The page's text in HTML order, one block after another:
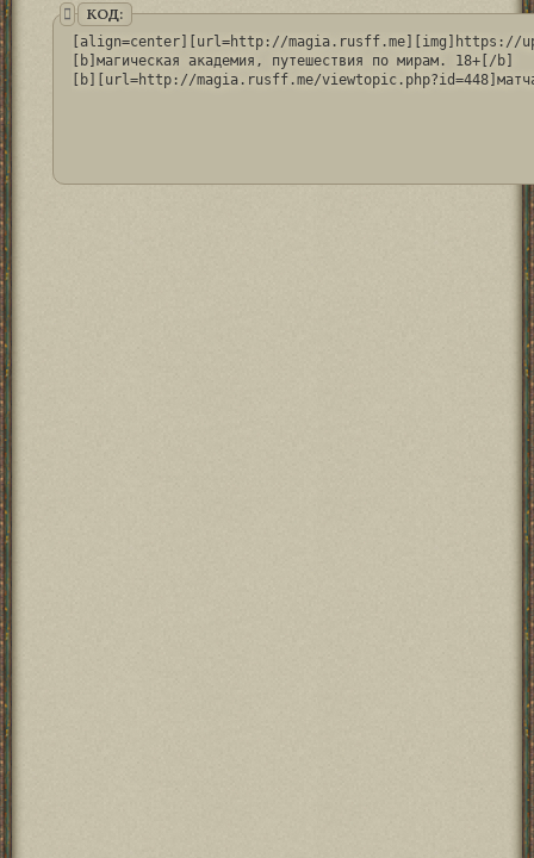
КОД:
[align=center][url=http://magia.rusff.me][img]https://
[b]магическая академия, путешествия по мирам. 18+[/b]